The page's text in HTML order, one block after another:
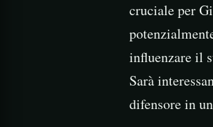
cruciale per
influenzare il
Sarà
difensore in